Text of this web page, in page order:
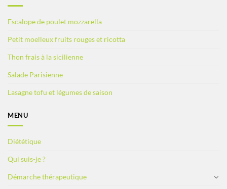
Escalope de poulet mozzarella
Petit moelleux fruits rouges et ricotta
Thon frais à la sicilienne
Salade Parisienne
Lasagne tofu et légumes de saison
MENU
Diététique
Qui suis-je ?
Démarche thérapeutique